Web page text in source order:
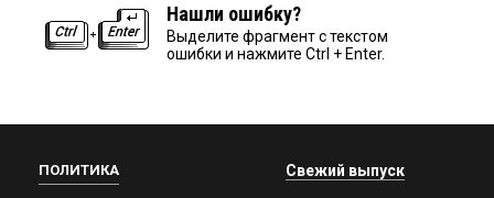
Нашли ошибку?
Выделите фрагмент с текстом
ошибки и нажмите Ctrl + Enter.
ПОЛИТИКА Свежий выпуск